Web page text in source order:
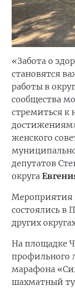
«Забота о
становятся
работы в
сообщества
стремиться
женского
депутатов
округа
Мероприятия
состоялись в
других
На площадке
профильного
марафона
шахматный